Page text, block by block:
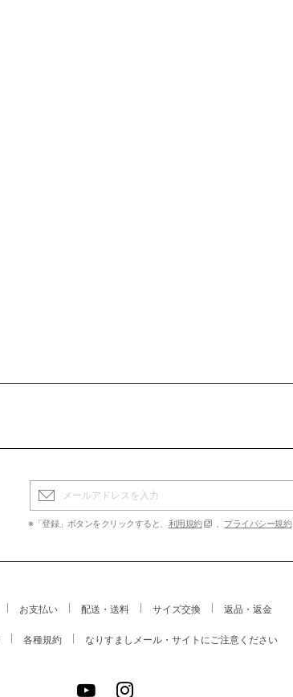
※「登録」ボタンをクリックすると、 利用規約 プライバシー規約
お支払い 配送・送料 サイズ交換 返品・返金
各種規約 なりすましメール・サイトにご注意ください